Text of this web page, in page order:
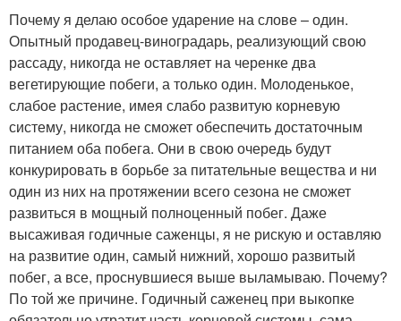
Почему я делаю особое ударение на слове – один.
Опытный продавец-виноградарь, реализующий свою
рассаду, никогда не оставляет на черенке два
вегетирующие побеги, а только один. Молоденькое,
слабое растение, имея слабо развитую корневую
систему, никогда не сможет обеспечить достаточным
питанием оба побега. Они в свою очередь будут
конкурировать в борьбе за питательные вещества и ни
один из них на протяжении всего сезона не сможет
развиться в мощный полноценный побег. Даже
высаживая годичные саженцы, я не рискую и оставляю
на развитие один, самый нижний, хорошо развитый
побег, а все, проснувшиеся выше выламываю. Почему?
По той же причине. Годичный саженец при выкопке